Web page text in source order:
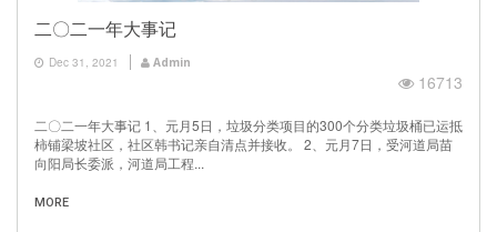
二〇二一年大事记
Dec 31, 2021 Admin
16713
二〇二一年大事记 1、元月5日，垃圾分类项目的300个分类垃圾桶已运抵
柿铺梁坡社区，社区韩书记亲自清点并接收。 2、元月7日，受河道局苗
向阳局长委派，河道局工程...
MORE